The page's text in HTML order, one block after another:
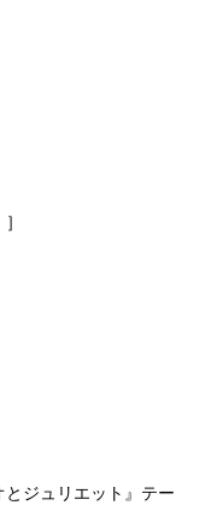
とジュリエット』テー